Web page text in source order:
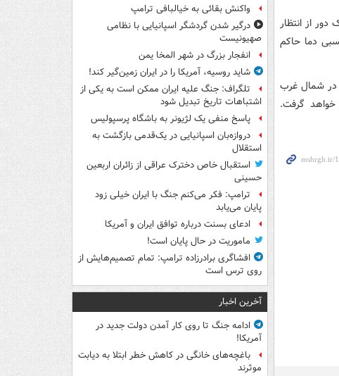
از انتظار
دما حاکم
در شمال غرب
خواهد گرفت.
واکنش بقائی به خیالبافی ترامپ
درگیر شدن گردشگر اسپانیایی با نظامی
صهیونیست
انفجار بزرگ در شهر المخا یمن
شاید روسیه، آمریکا را در ایران زمین‌گیر کند!
تلگراف: جنگ علیه ایران ممکن است به یکی از
اشتباهات تاریخ تبدیل شود
پاسخ منفی یک لژیونر به باشگاه پرسپولیس
دروازه‌بان اسپانیایی در یک‌قدمی بازگشت به
استقلال
استقبال خاص دخترک عراقی از زائران اربعین
حسینی
ترامپ: فکر می‌کنم جنگ با ایران خیلی زود
پایان می‌یابد
ادعای بسنت درباره توافق ایران و آمریکا
ماموریت در حال پایان است!
افشاگری برادرزاده ترامپ: تمام تصمیم‌هایش از
روی ترس است
آخرین اخبار
ادامه جنگ تا روی کار آمدن دولت جدید در
آمریکا!
باغچه‌های خانگی در کاهش خطر ابتلا به دیابت
موثرند